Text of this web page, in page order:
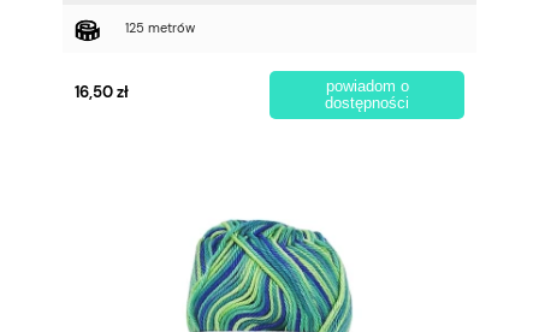
125 metrów
16,50 zł
powiadom o
dostępności